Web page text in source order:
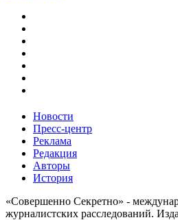
Новости
Пресс-центр
Реклама
Редакция
Авторы
История
«Совершенно Секретно» -
журналистских расследований.